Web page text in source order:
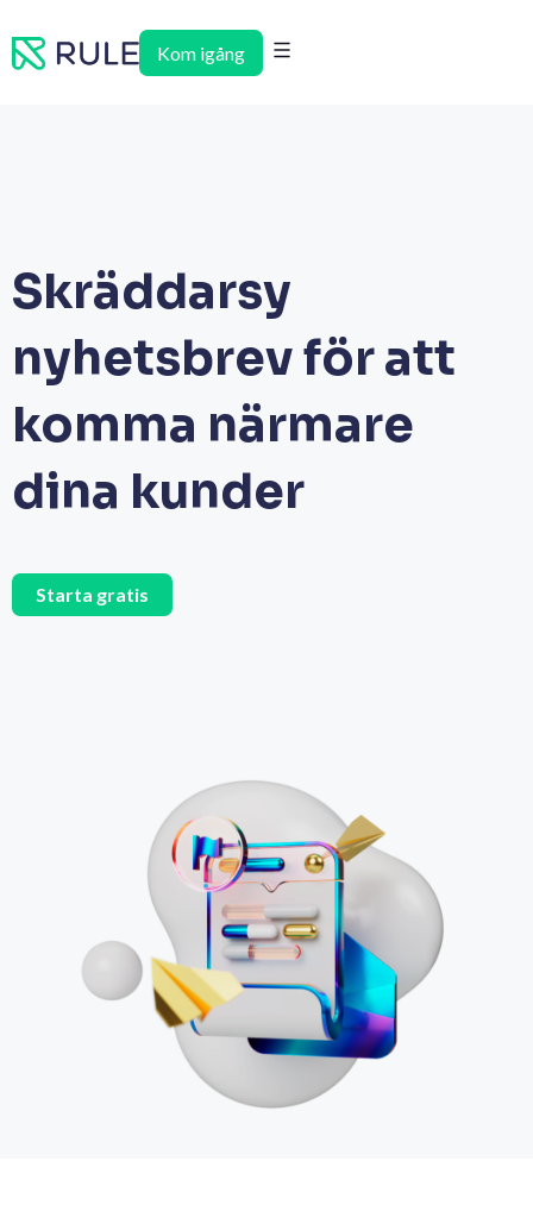
till
Kom igång
Skräddarsy
nyhetsbrev för att
komma närmare
dina kunder
Starta gratis